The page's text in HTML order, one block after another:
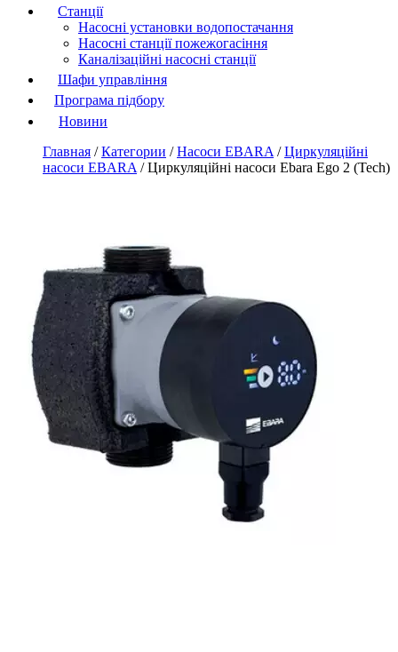
Станції
Насосні установки водопостачання
Насосні станції пожежогасіння
Каналізаційні насосні станції
Шафи управління
Програма підбору
Новини
Главная /Категории /Насоси EBARA/Циркуляційні
насоси EBARA/Циркуляційні насоси Ebara Ego 2 (Tech)